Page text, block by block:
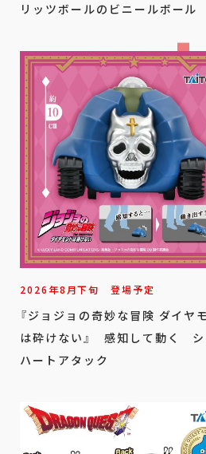
リッツボールのビニールボール
2026年8月下旬 登場予定
『ジョジョの奇妙な冒険 ダイヤ
は砕けない』 感知して動く シ
ハートアタック